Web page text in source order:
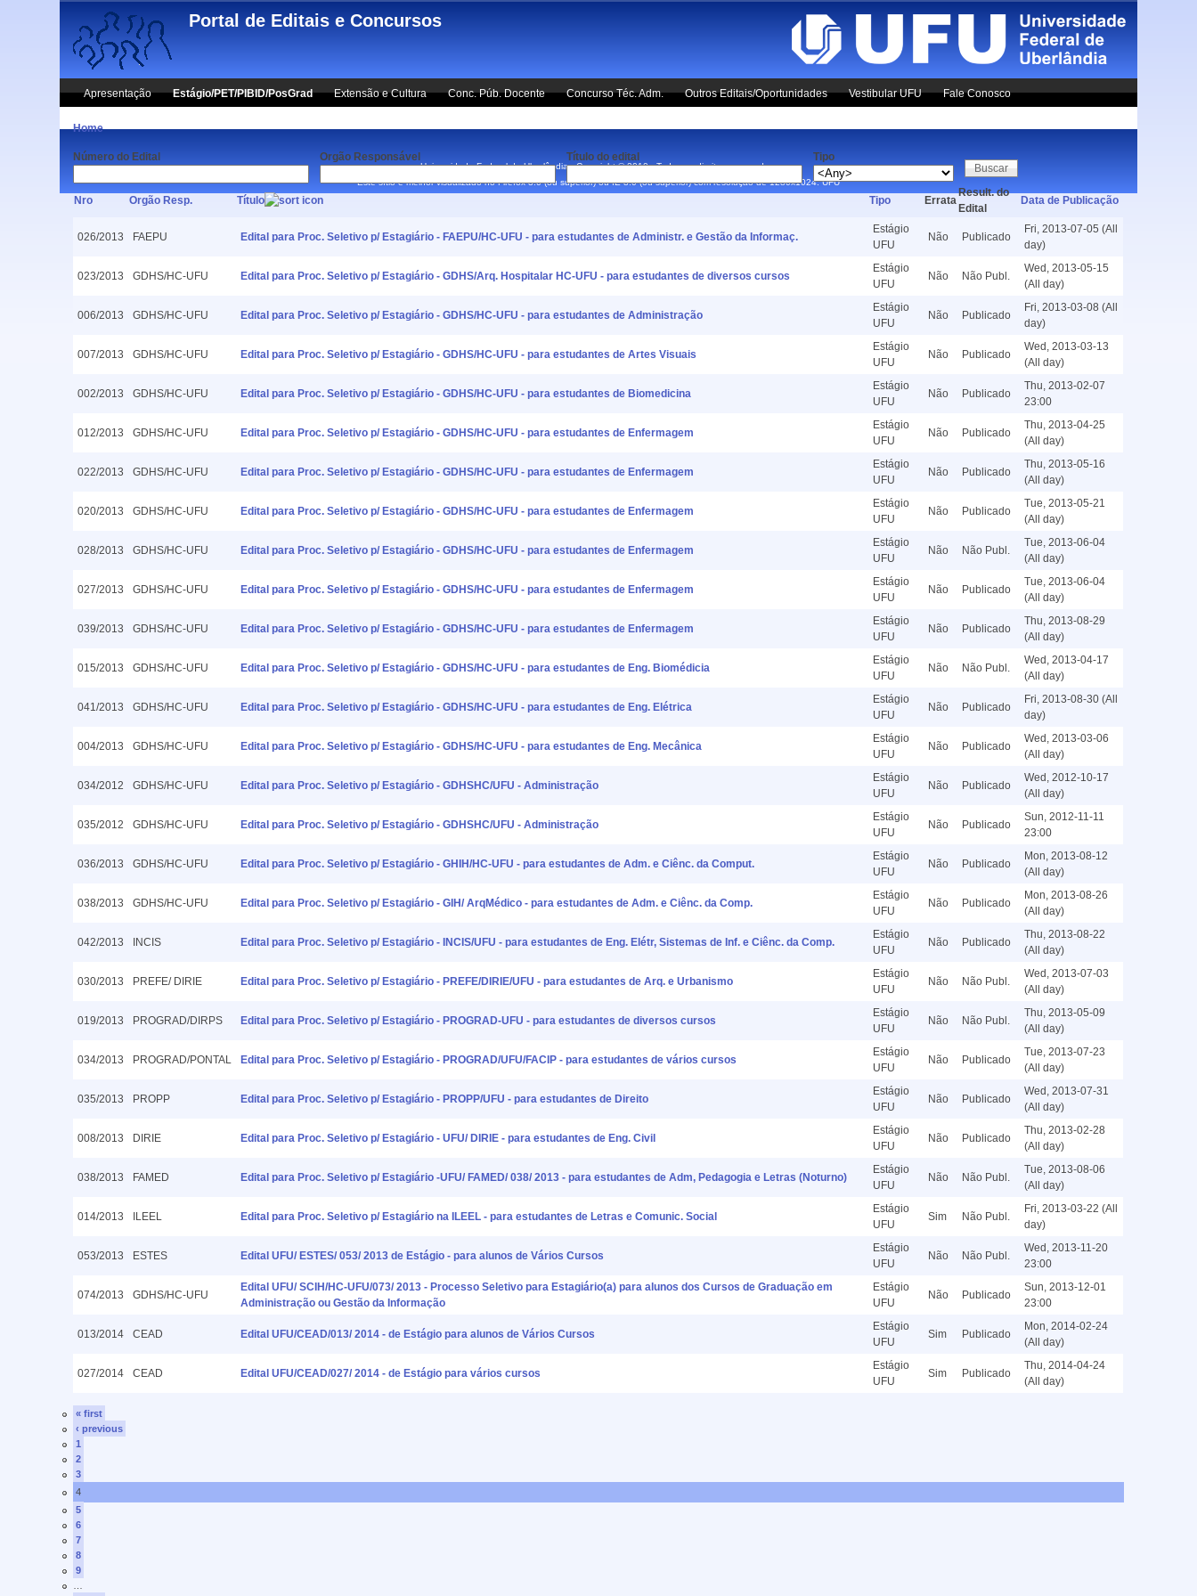
Skip to main content
Portal de Editais e Concursos
Apresentação Estágio/PET/PIBID/PosGrad Extensão e Cultura Conc. Púb. Docente Concurso Téc. Adm. Outros Editais/Oportunidades Vestibular UFU Fale Conosco
Home
Número do Edital Orgão Responsável Título do edital Tipo
Nro Orgão Resp. Título Tipo Errata
Result. do
Edital
Data de Publicação
026/2013 FAEPU Edital para Proc. Seletivo p/ Estagiário - FAEPU/HC-UFU - para estudantes de Administr. e Gestão da Informaç.
Estágio
UFU
Não Publicado
Fri, 2013-07-05 (All
day)
023/2013 GDHS/HC-UFU Edital para Proc. Seletivo p/ Estagiário - GDHS/Arq. Hospitalar HC-UFU - para estudantes de diversos cursos
Estágio
UFU
Não Não Publ.
Wed, 2013-05-15
(All day)
006/2013 GDHS/HC-UFU Edital para Proc. Seletivo p/ Estagiário - GDHS/HC-UFU - para estudantes de Administração
Estágio
UFU
Não Publicado
Fri, 2013-03-08 (All
day)
007/2013 GDHS/HC-UFU Edital para Proc. Seletivo p/ Estagiário - GDHS/HC-UFU - para estudantes de Artes Visuais
Estágio
UFU
Não Publicado
Wed, 2013-03-13
(All day)
002/2013 GDHS/HC-UFU Edital para Proc. Seletivo p/ Estagiário - GDHS/HC-UFU - para estudantes de Biomedicina
Estágio
UFU
Não Publicado
Thu, 2013-02-07
23:00
012/2013 GDHS/HC-UFU Edital para Proc. Seletivo p/ Estagiário - GDHS/HC-UFU - para estudantes de Enfermagem
Estágio
UFU
Não Publicado
Thu, 2013-04-25
(All day)
022/2013 GDHS/HC-UFU Edital para Proc. Seletivo p/ Estagiário - GDHS/HC-UFU - para estudantes de Enfermagem
Estágio
UFU
Não Publicado
Thu, 2013-05-16
(All day)
020/2013 GDHS/HC-UFU Edital para Proc. Seletivo p/ Estagiário - GDHS/HC-UFU - para estudantes de Enfermagem
Estágio
UFU
Não Publicado
Tue, 2013-05-21
(All day)
028/2013 GDHS/HC-UFU Edital para Proc. Seletivo p/ Estagiário - GDHS/HC-UFU - para estudantes de Enfermagem
Estágio
UFU
Não Não Publ.
Tue, 2013-06-04
(All day)
027/2013 GDHS/HC-UFU Edital para Proc. Seletivo p/ Estagiário - GDHS/HC-UFU - para estudantes de Enfermagem
Estágio
UFU
Não Publicado
Tue, 2013-06-04
(All day)
039/2013 GDHS/HC-UFU Edital para Proc. Seletivo p/ Estagiário - GDHS/HC-UFU - para estudantes de Enfermagem
Estágio
UFU
Não Publicado
Thu, 2013-08-29
(All day)
015/2013 GDHS/HC-UFU Edital para Proc. Seletivo p/ Estagiário - GDHS/HC-UFU - para estudantes de Eng. Biomédicia
Estágio
UFU
Não Não Publ.
Wed, 2013-04-17
(All day)
041/2013 GDHS/HC-UFU Edital para Proc. Seletivo p/ Estagiário - GDHS/HC-UFU - para estudantes de Eng. Elétrica
Estágio
UFU
Não Publicado
Fri, 2013-08-30 (All
day)
004/2013 GDHS/HC-UFU Edital para Proc. Seletivo p/ Estagiário - GDHS/HC-UFU - para estudantes de Eng. Mecânica
Estágio
UFU
Não Publicado
Wed, 2013-03-06
(All day)
034/2012 GDHS/HC-UFU Edital para Proc. Seletivo p/ Estagiário - GDHSHC/UFU - Administração
Estágio
UFU
Não Publicado
Wed, 2012-10-17
(All day)
035/2012 GDHS/HC-UFU Edital para Proc. Seletivo p/ Estagiário - GDHSHC/UFU - Administração
Estágio
UFU
Não Publicado
Sun, 2012-11-11
23:00
036/2013 GDHS/HC-UFU Edital para Proc. Seletivo p/ Estagiário - GHIH/HC-UFU - para estudantes de Adm. e Ciênc. da Comput.
Estágio
UFU
Não Publicado
Mon, 2013-08-12
(All day)
038/2013 GDHS/HC-UFU Edital para Proc. Seletivo p/ Estagiário - GIH/ ArqMédico - para estudantes de Adm. e Ciênc. da Comp.
Estágio
UFU
Não Publicado
Mon, 2013-08-26
(All day)
042/2013 INCIS Edital para Proc. Seletivo p/ Estagiário - INCIS/UFU - para estudantes de Eng. Elétr, Sistemas de Inf. e Ciênc. da Comp.
Estágio
UFU
Não Publicado
Thu, 2013-08-22
(All day)
030/2013 PREFE/ DIRIE Edital para Proc. Seletivo p/ Estagiário - PREFE/DIRIE/UFU - para estudantes de Arq. e Urbanismo
Estágio
UFU
Não Não Publ.
Wed, 2013-07-03
(All day)
019/2013 PROGRAD/DIRPS Edital para Proc. Seletivo p/ Estagiário - PROGRAD-UFU - para estudantes de diversos cursos
Estágio
UFU
Não Não Publ.
Thu, 2013-05-09
(All day)
034/2013 PROGRAD/PONTAL Edital para Proc. Seletivo p/ Estagiário - PROGRAD/UFU/FACIP - para estudantes de vários cursos
Estágio
UFU
Não Publicado
Tue, 2013-07-23
(All day)
035/2013 PROPP Edital para Proc. Seletivo p/ Estagiário - PROPP/UFU - para estudantes de Direito
Estágio
UFU
Não Publicado
Wed, 2013-07-31
(All day)
008/2013 DIRIE Edital para Proc. Seletivo p/ Estagiário - UFU/ DIRIE - para estudantes de Eng. Civil
Estágio
UFU
Não Publicado
Thu, 2013-02-28
(All day)
038/2013 FAMED Edital para Proc. Seletivo p/ Estagiário -UFU/ FAMED/ 038/ 2013 - para estudantes de Adm, Pedagogia e Letras (Noturno)
Estágio
UFU
Não Não Publ.
Tue, 2013-08-06
(All day)
014/2013 ILEEL Edital para Proc. Seletivo p/ Estagiário na ILEEL - para estudantes de Letras e Comunic. Social
Estágio
UFU
Sim Não Publ.
Fri, 2013-03-22 (All
day)
053/2013 ESTES Edital UFU/ ESTES/ 053/ 2013 de Estágio - para alunos de Vários Cursos
Estágio
UFU
Não Não Publ.
Wed, 2013-11-20
23:00
074/2013 GDHS/HC-UFU
Edital UFU/ SCIH/HC-UFU/073/ 2013 - Processo Seletivo para Estagiário(a) para alunos dos Cursos de Graduação em
Administração ou Gestão da Informação
Estágio
UFU
Não Publicado
Sun, 2013-12-01
23:00
013/2014 CEAD Edital UFU/CEAD/013/ 2014 - de Estágio para alunos de Vários Cursos
Estágio
UFU
Sim Publicado
Mon, 2014-02-24
(All day)
027/2014 CEAD Edital UFU/CEAD/027/ 2014 - de Estágio para vários cursos
Estágio
UFU
Sim Publicado
Thu, 2014-04-24
(All day)
« first
‹ previous
1
2
3
4
5
6
7
8
9
Universidade Federal de Uberlândia - Copyright © 2010 - Todos os direitos reservados.
Este sítio é melhor visualizado no Firefox 3.0 (ou superior) ou IE 8.0 (ou superior) com resolução de 1280x1024.UFU